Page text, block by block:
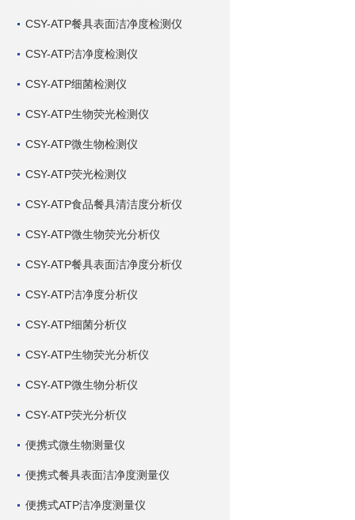
CSY-ATP餐具表面洁净度检测仪
CSY-ATP洁净度检测仪
CSY-ATP细菌检测仪
CSY-ATP生物荧光检测仪
CSY-ATP微生物检测仪
CSY-ATP荧光检测仪
CSY-ATP食品餐具清洁度分析仪
CSY-ATP微生物荧光分析仪
CSY-ATP餐具表面洁净度分析仪
CSY-ATP洁净度分析仪
CSY-ATP细菌分析仪
CSY-ATP生物荧光分析仪
CSY-ATP微生物分析仪
CSY-ATP荧光分析仪
便携式微生物测量仪
便携式餐具表面洁净度测量仪
便携式ATP洁净度测量仪